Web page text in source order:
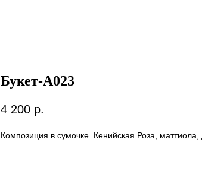
Букет-А023
4 200 р.
Композиция в сумочке. Кенийская Роза, маттиола,